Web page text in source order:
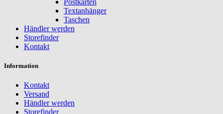
Postkarten
Textanhänger
Taschen
Händler werden
Storefinder
Kontakt
Information
Kontakt
Versand
Händler werden
Storefinder